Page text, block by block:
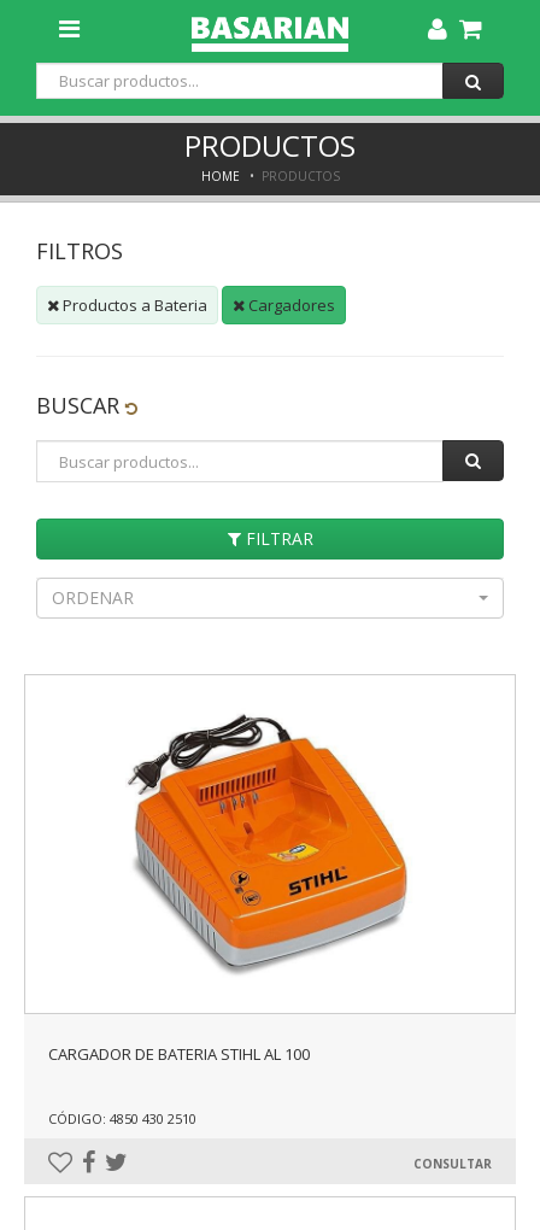
Toggle
Dropdown
PRODUCTOS
HOME PRODUCTOS
FILTROS
Productos a Bateria Cargadores
BUSCAR
FILTRAR
ORDENAR
CARGADOR DE BATERIA STIHL AL 100
CÓDIGO: 4850 430 2510
CONSULTAR